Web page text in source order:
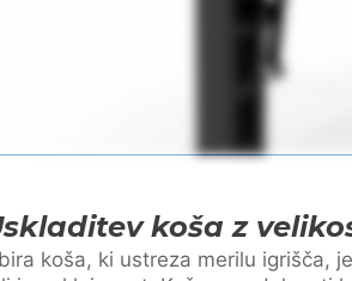
koša z
koša, ki ustreza merilu igrišča,